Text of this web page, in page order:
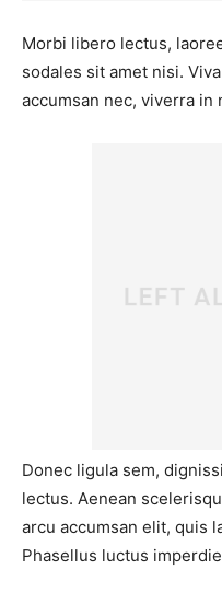
Morbi libero lectus,
sodales sit amet nisi.
accumsan nec, viverra in
Donec ligula sem,
lectus. Aenean
arcu accumsan elit, quis
Phasellus luctus